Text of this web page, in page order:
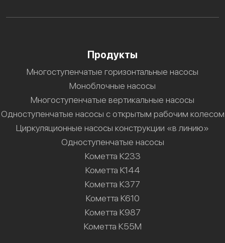
Продукты
Многоступенчатые горизонтальные насосы
Моноблочные насосы
Многоступенчатые вертикальные насосы
Одноступенчатые насосы с открытым рабочим колесом
Циркуляционные насосы конструкции «в линию»
Одноступенчатые насосы
Кометта К233
Кометта К144
Кометта К377
Кометта К610
Кометта К987
Кометта К55М